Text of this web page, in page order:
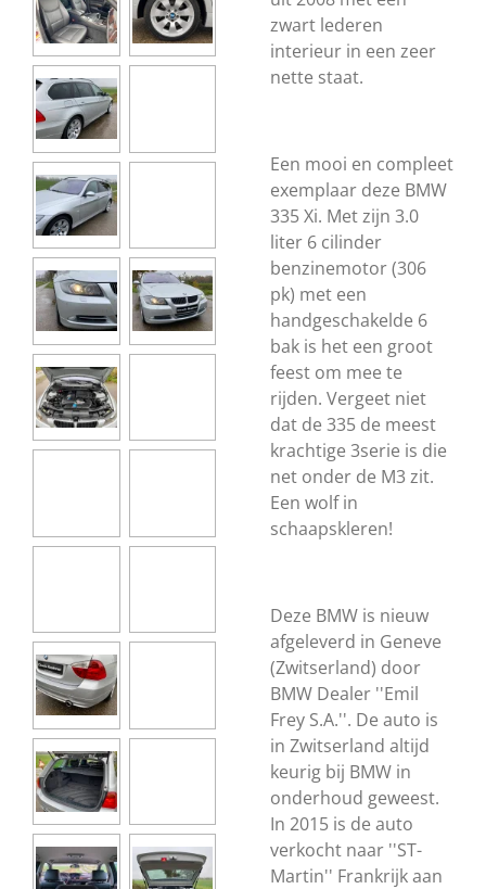
zwart lederen
interieur in een zeer
nette staat.
Een mooi en compleet
exemplaar deze BMW
335 Xi. Met zijn 3.0
liter 6 cilinder
benzinemotor (306
pk) met een
handgeschakelde 6
bak is het een groot
feest om mee te
rijden. Vergeet niet
dat de 335 de meest
krachtige 3serie is die
net onder de M3 zit.
Een wolf in
schaapskleren!
Deze BMW is nieuw
afgeleverd in Geneve
(Zwitserland) door
BMW Dealer ''Emil
Frey S.A.''. De auto is
in Zwitserland altijd
keurig bij BMW in
onderhoud geweest.
In 2015 is de auto
verkocht naar ''ST-
Martin'' Frankrijk aan